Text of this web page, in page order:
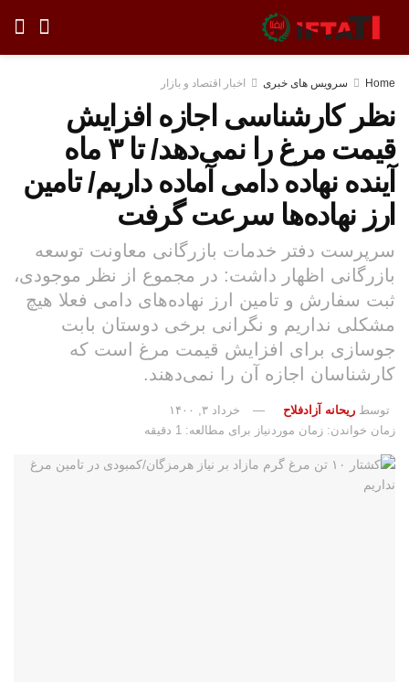
Home سرویس های خبری اخبار اقتصاد و بازار
نظر کارشناسی اجازه افزایش
قیمت مرغ را نمی‌دهد/ تا ۳ ماه
آینده نهاده دامی آماده داریم/ تامین
ارز نهاده‌ها سرعت گرفت
سرپرست دفتر خدمات بازرگانی معاونت توسعه
بازرگانی اظهار داشت: در مجموع از نظر موجودی،
ثبت سفارش و تامین ارز نهاده‌های دامی فعلا هیچ
مشکلی نداریم و نگرانی برخی دوستان بابت
جوسازی برای افزایش قیمت مرغ است که
کارشناسان اجازه آن را نمی‌دهند.
توسط ریحانه آزادفلاح
خرداد ۳, ۱۴۰۰
زمان خواندن: زمان موردنیاز برای مطالعه: 1 دقیقه